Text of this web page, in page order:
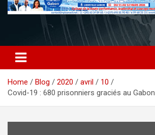
Home Blog 2020 avril
10
Covid-19 : 680 prisonniers graciés au Gabon